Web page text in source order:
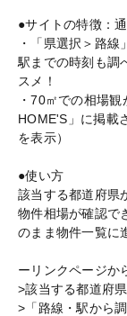
●サイトの特徴：
・「県選択＞路
駅までの時刻も調
スメ！
・70㎡での相場
HOME'S」に掲載
を表示）
●使い方
該当する都道府県
物件相場が確認で
のまま物件一覧に
ーリンクページか
>該当する都道府県
>「路線・駅から調